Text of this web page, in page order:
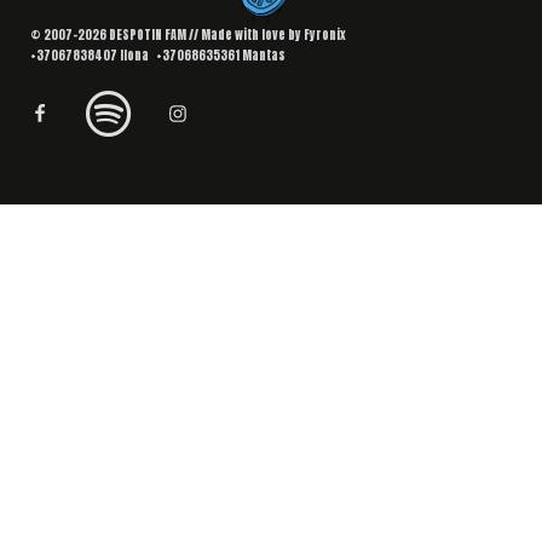
© 2007–2026 DESPOTIN FAM // Made with love by Fyronix
+37067838407 Ilona +37068635361 Mantas